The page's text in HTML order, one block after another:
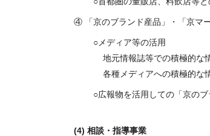
④ 「京のブランド産品」・「京マ
メディア等の活用
地元情報誌等での積極的な
各種メディアへの積極的な
広報物を活用しての「京の
(4) 相談・指導事業